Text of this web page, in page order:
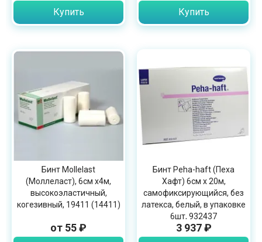
Купить Купить
Бинт Mollelast
(Моллеласт), 6см х4м,
высокоэластичный,
когезивный, 19411 (14411)
от 55 ₽
Бинт Peha-haft (Пеха
Хафт) 6см х 20м,
самофиксирующийся, без
латекса, белый, в упаковке
6шт, 932437
3 937 ₽